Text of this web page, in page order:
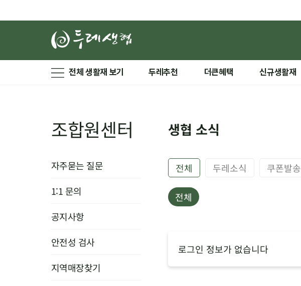
전체 생활재 보기 두레추천 더큰혜택 신규생활재
조합원센터
자주묻는 질문
1:1 문의
공지사항
안전성 검사
지역매장찾기
생협 소식
전체 두레소식 쿠폰발송
전체
로그인 정보가 없습니다